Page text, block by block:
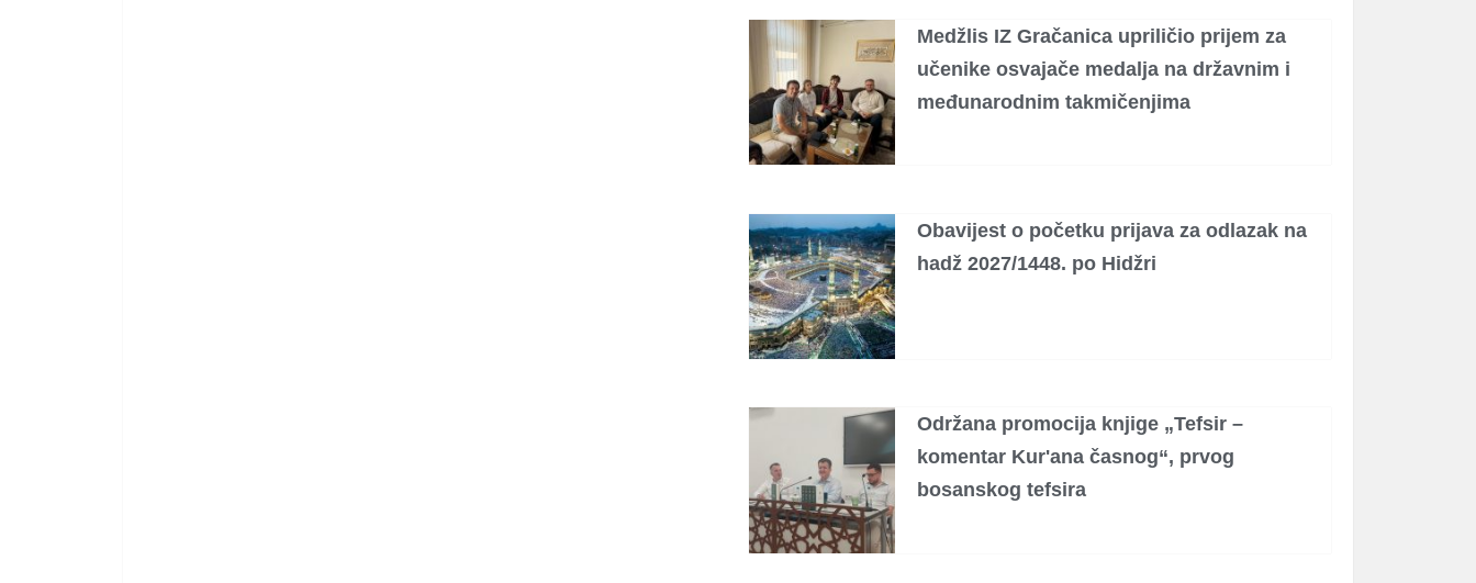
Medžlis IZ Gračanica upriličio prijem za
učenike osvajače medalja na državnim i
međunarodnim takmičenjima
Obavijest o početku prijava za odlazak na
hadž 2027/1448. po Hidžri
Održana promocija knjige „Tefsir –
komentar Kur'ana časnog“, prvog
bosanskog tefsira